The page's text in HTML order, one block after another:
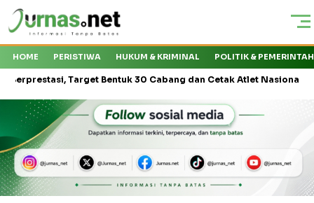
HOME PERISTIWA HUKUM & KRIMINAL POLITIK &
Target Bentuk 30 Cabang dan Cetak Atlet Nasional KMP